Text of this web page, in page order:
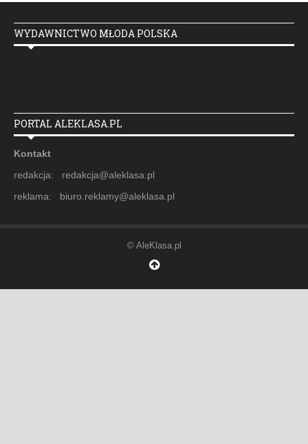
WYDAWNICTWO MŁODA POLSKA
PORTAL ALEKLASA.PL
Kontakt
redakcja: redakcja@aleklasa.pl
reklama: biuro.reklamy@aleklasa.pl
© AleKlasa.pl